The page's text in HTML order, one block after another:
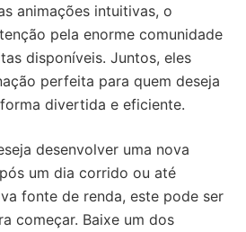
animações intuitivas, o
pela enorme comunidade
disponíveis. Juntos, eles
perfeita para quem deseja
divertida e eficiente.
desenvolver uma nova
um dia corrido ou até
fonte de renda, este pode ser
começar. Baixe um dos